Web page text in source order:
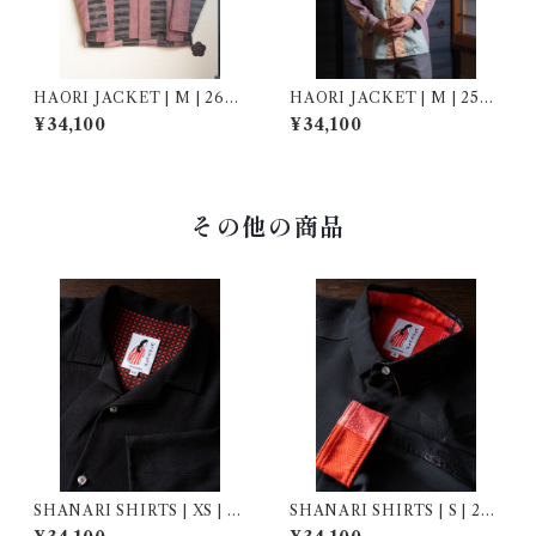
HAORI JACKET | M | 2690
01
¥34,100
HAORI JACKET | M | 2590
01
¥34,100
その他の商品
SHANARI SHIRTS | XS | 2
64033
SHANARI SHIRTS | S | 262
031